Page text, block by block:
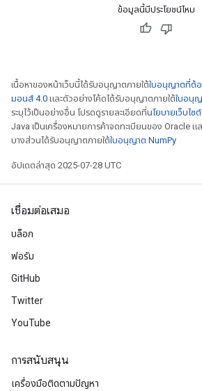
ข้อมูลนี้มีประโยชน์ไหม
เนื้อหาของหน้าเว็บนี้ได้รับอนุญาตภายใต้ใบอนุญาตที่ต้อ
มอนส์ 4.0 และตัวอย่างโค้ดได้รับอนุญาตภายใต้ใบอนุ
ระบุไว้เป็นอย่างอื่น โปรดดูรายละเอียดที่นโยบายเว็บไ
Java เป็นเครื่องหมายการค้าจดทะเบียนของ Oracle แ
บางส่วนได้รับอนุญาตภายใต้ใบอนุญาต NumPy
อัปเดตล่าสุด 2025-07-28 UTC
เชื่อมต่อเสมอ
บล็อก
ฟอรัม
GitHub
Twitter
YouTube
การสนับสนุน
เครื่องมือติดตามปัญหา